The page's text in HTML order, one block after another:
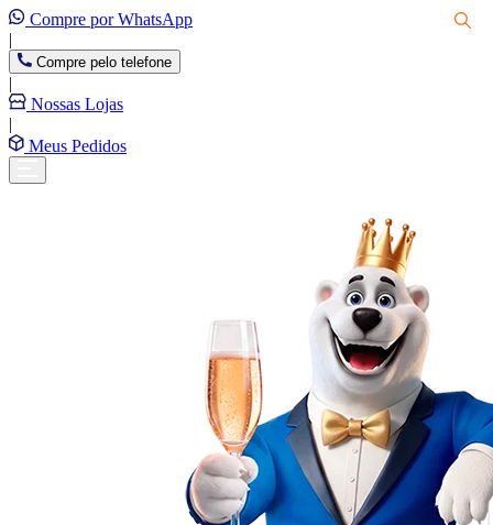
Compre por WhatsApp
|
Compre pelo telefone
|
Nossas Lojas
|
Meus Pedidos